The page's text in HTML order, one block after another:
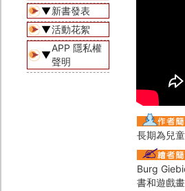
▼新書發表
▼活動花絮
▼
APP 隱私權
聲明
長期為兒
Burg
書和遊戲畫